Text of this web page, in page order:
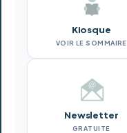
Kiosque
VOIR LE SOMMAIRE
Newsletter
GRATUITE